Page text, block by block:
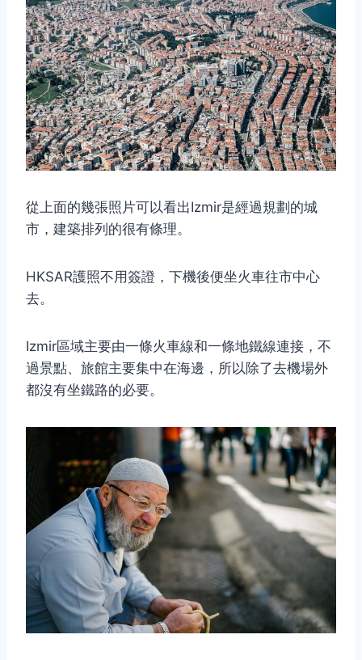
從上面的幾張照片可以看出Izmir是經過規劃的城
市，建築排列的很有條理。
HKSAR護照不用簽證，下機後便坐火車往市中心
去。
Izmir區域主要由一條火車線和一條地鐵線連接，不
過景點、旅館主要集中在海邊，所以除了去機場外
都沒有坐鐵路的必要。
取消 搜索